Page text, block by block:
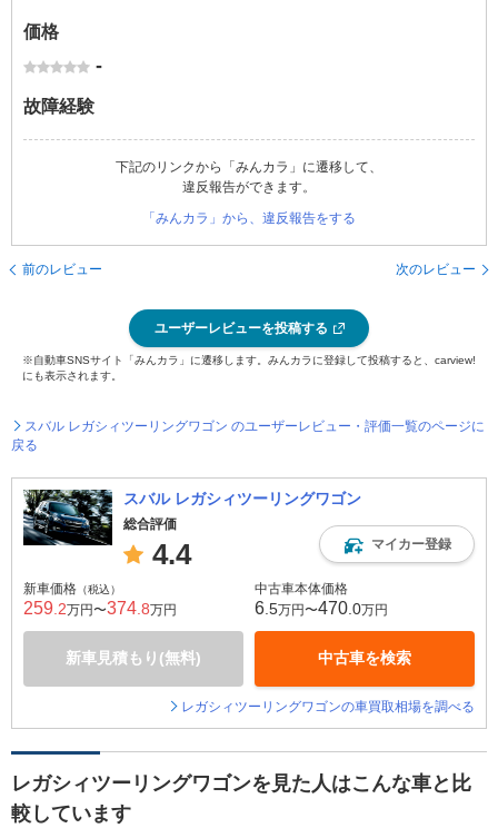
価格
-
故障経験
下記のリンクから「みんカラ」に遷移して、
違反報告ができます。
「みんカラ」から、違反報告をする
前のレビュー 次のレビュー
ユーザーレビューを投稿する
※自動車SNSサイト「みんカラ」に遷移します。みんカラに登録して投稿すると、carview!
にも表示されます。
スバル レガシィツーリングワゴン のユーザーレビュー・評価一覧のページに
戻る
スバル レガシィツーリングワゴン
総合評価
4.4 マイカー登録
新車価格 （税込）
259 .2万円〜374 .8万円
新車見積もり(無料)
中古車本体価格
6 .5万円〜470 .0万円
中古車を検索
レガシィツーリングワゴンの車買取相場を調べる
レガシィツーリングワゴンを見た人はこんな車と比
較しています